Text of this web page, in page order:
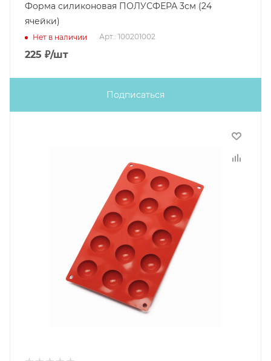
Форма силиконовая ПОЛУСФЕРА 3см (24
ячейки)
Нет в наличии Арт.: 100201002
225 ₽/шт
Подписаться